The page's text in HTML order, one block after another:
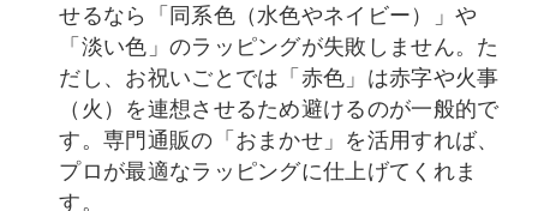
せるなら「同系色（水色やネイビー）」や
「淡い色」のラッピングが失敗しません。た
だし、お祝いごとでは「赤色」は赤字や火事
（火）を連想させるため避けるのが一般的で
す。専門通販の「おまかせ」を活用すれば、
プロが最適なラッピングに仕上げてくれま
す。